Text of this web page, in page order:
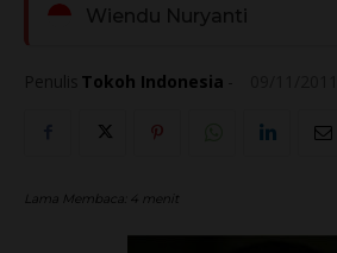
Wiendu Nuryanti
Tokoh Indonesia
Lama Membaca: 4 menit